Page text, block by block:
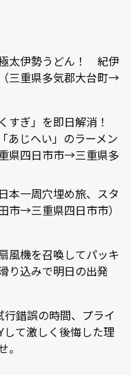
太伊勢うどん！ 紀伊
三重県多気郡大台町→
すぎ」を即日解消！
あじへい」のラーメン
県四日市市→三重県多
本一周穴埋め旅、スタ
市→三重県四日市市）
風機を召喚してパッキ
り込みで明日の出発
行錯誤の時間、プライ
て激しく後悔した理